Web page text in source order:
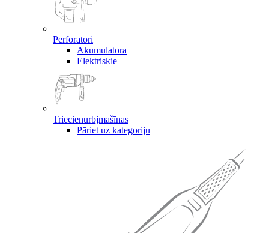
Perforatori
Akumulatora
Elektriskie
Triecienurbjmašīnas
Pāriet uz kategoriju